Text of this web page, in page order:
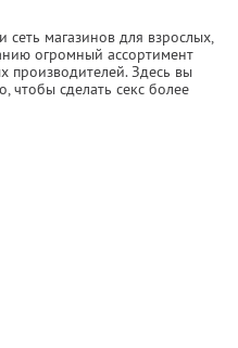
магазинов для взрослых,
огромный ассортимент
производителей. Здесь вы
чтобы сделать секс более